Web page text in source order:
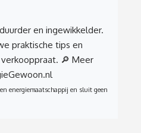
en ingewikkelder.
praktische tips en
🔎 Meer
energiemaatschappij en sluit geen